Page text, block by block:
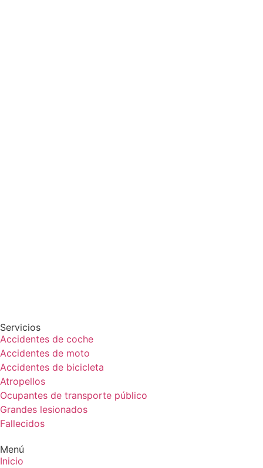
Servicios
Accidentes de coche
Accidentes de moto
Accidentes de bicicleta
Atropellos
Ocupantes de transporte público
Grandes lesionados
Fallecidos
Menú
Inicio